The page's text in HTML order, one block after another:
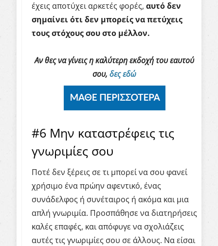
έχεις αποτύχει αρκετές φορές, αυτό δεν
σημαίνει ότι δεν μπορείς να πετύχεις
τους στόχους σου στο μέλλον.
Αν θες να γίνεις η καλύτερη εκδοχή του εαυτού
σου, δες εδώ
#6 Μην καταστρέφεις τις
γνωριμίες σου
Ποτέ δεν ξέρεις σε τι μπορεί να σου φανεί
χρήσιμο ένα πρώην αφεντικό, ένας
συνάδελφος ή συνέταιρος ή ακόμα και μια
απλή γνωριμία. Προσπάθησε να διατηρήσεις
καλές επαφές, και απόφυγε να σχολιάζεις
αυτές τις γνωριμίες σου σε άλλους. Να είσαι